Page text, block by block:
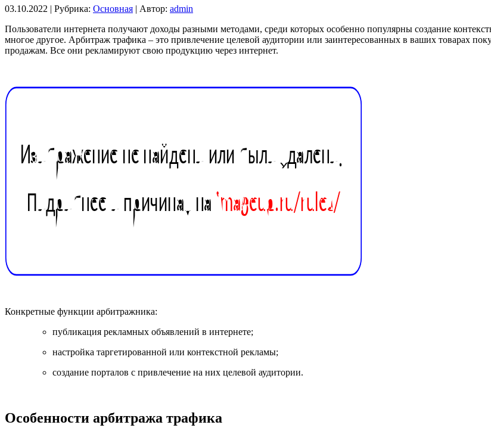
03.10.2022 | Рубрика: Основная Автор: admin
Пользователи интернета получают доходы разными методами, среди которых особенно популярны создание
многое другое. Арбитраж трафика – это привлечение целевой аудитории или заинтересованных в ваших товарах
продажам. Все они рекламируют свою продукцию через интернет.
Конкретные функции арбитражника:
публикация рекламных объявлений в интернете;
настройка таргетированной или контекстной рекламы;
создание порталов с привлечение на них целевой аудитории.
Особенности арбитража трафика